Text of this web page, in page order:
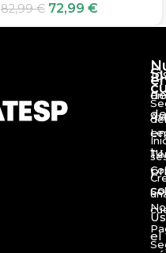
82,99€ 72,99 €
de
en
tu
el